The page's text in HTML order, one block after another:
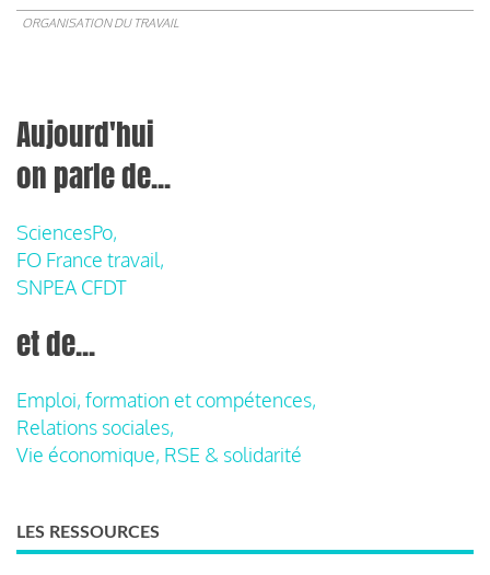
ORGANISATION DU TRAVAIL
Aujourd'hui
on parle de...
SciencesPo,
FO France travail,
SNPEA CFDT
et de...
Emploi, formation et compétences,
Relations sociales,
Vie économique, RSE & solidarité
LES RESSOURCES